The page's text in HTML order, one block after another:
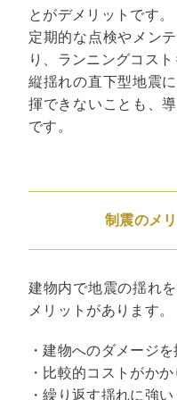
とがデメリットです。
定期的な点検やメン
り、ランニングコスト
縦揺れの直下型地震
揮できないことも、
です。
制震のメ
建物内で地震の揺れ
メリットがあります。
・建物へのダメージ
・比較的コストがか
・繰り返す揺れに強い